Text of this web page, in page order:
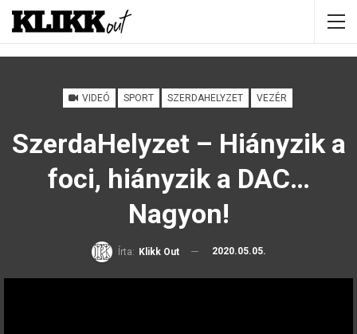
VIDEÓ SPORT SZERDAHELYZET VEZÉR
SzerdaHelyzet – Hiányzik a
foci, hiányzik a DAC…
Nagyon!
Írta: Klikk Out 2020.05.05.